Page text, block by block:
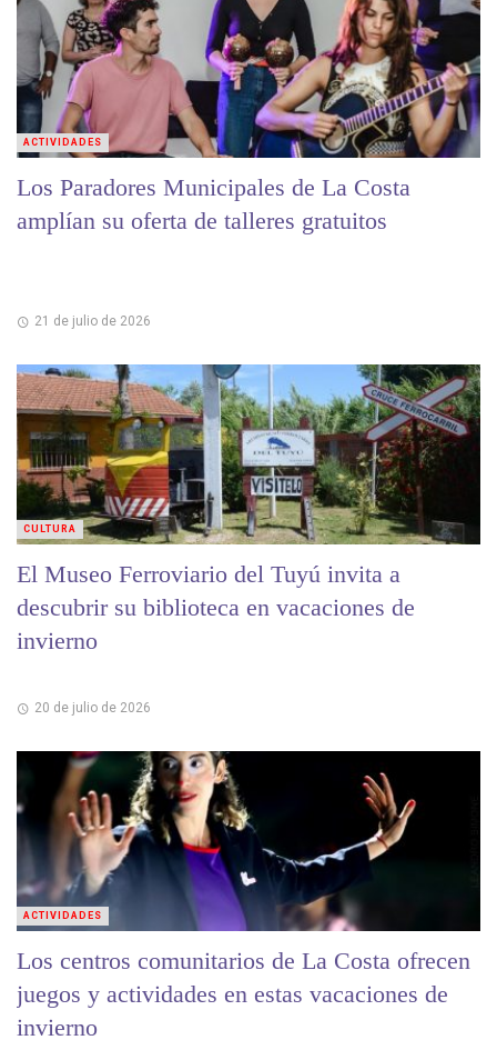
Los Paradores Municipales de La Costa
amplían su oferta de talleres gratuitos
21 de julio de 2026
ACTIVIDADES
El Museo Ferroviario del Tuyú invita a
descubrir su biblioteca en vacaciones de
invierno
20 de julio de 2026
CULTURA
Los centros comunitarios de La Costa ofrecen
juegos y actividades en estas vacaciones de
invierno
ACTIVIDADES